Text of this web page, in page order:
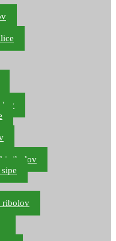
ribolov
ribolov